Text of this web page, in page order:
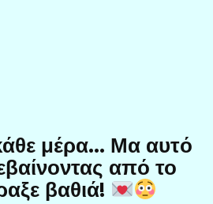
μέρα… Μα αυτό
από το
βαθιά!